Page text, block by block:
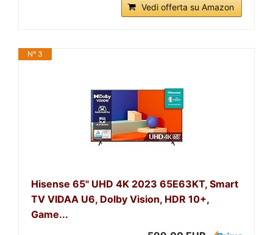
Vedi offerta su Amazon
N° 3
Hisense 65" UHD 4K 2023 65E63KT, Smart
TV VIDAA U6, Dolby Vision, HDR 10+,
Game...